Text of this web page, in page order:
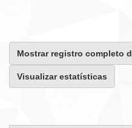
Mostrar registro completo
Visualizar estatísticas